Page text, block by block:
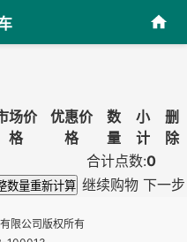
场价
格
优惠价
格
数
量
小
计
删
除
合计点数:0
数量重新计算 继续购物 下一步
限公司版权所有